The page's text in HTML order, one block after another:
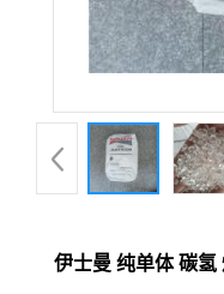
伊士曼 纯单体 碳氢